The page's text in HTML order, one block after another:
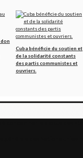
Cuba bénéficie du soutien et
de la solidarité constants
des partis communistes et
ouvriers.